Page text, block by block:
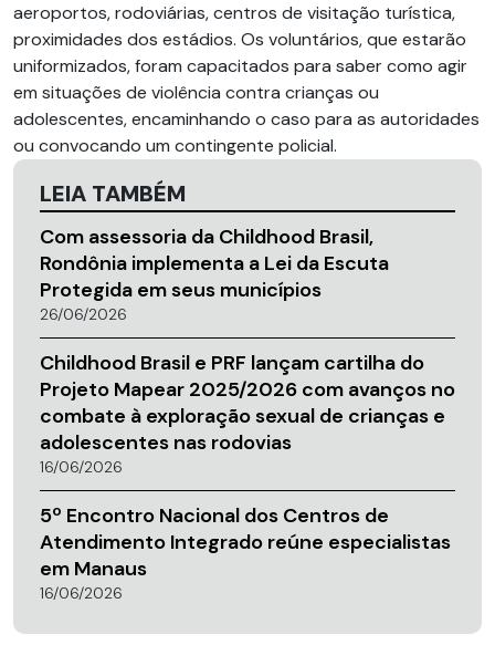
aeroportos, rodoviárias, centros de visitação turística,
proximidades dos estádios. Os voluntários, que estarão
uniformizados, foram capacitados para saber como agir
em situações de violência contra crianças ou
adolescentes, encaminhando o caso para as autoridades
ou convocando um contingente policial.
LEIA TAMBÉM
Com assessoria da Childhood Brasil,
Rondônia implementa a Lei da Escuta
Protegida em seus municípios
26/06/2026
Childhood Brasil e PRF lançam cartilha do
Projeto Mapear 2025/2026 com avanços no
combate à exploração sexual de crianças e
adolescentes nas rodovias
16/06/2026
5º Encontro Nacional dos Centros de
Atendimento Integrado reúne especialistas
em Manaus
16/06/2026